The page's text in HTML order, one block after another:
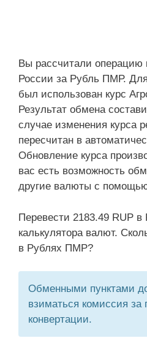
Вы рассчитали операцию
России за Рубль ПМР.
был использован курс
Результат обмена
случае изменения курса
пересчитан в
Обновление курса
вас есть возможность
другие валюты с
Перевести 2183.49 RUP
калькулятора валют.
в Рублях ПМР?
Обменными пунктами
взиматься комиссия за
конвертации.